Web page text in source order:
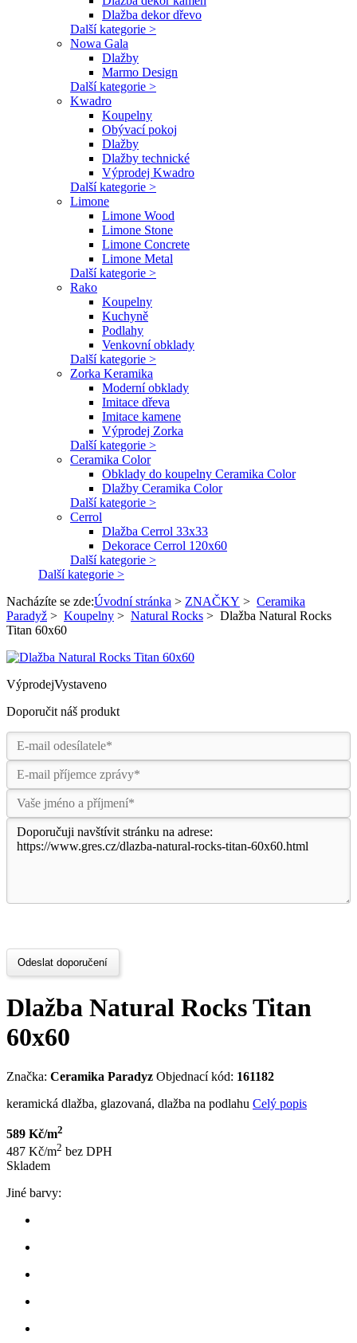
Dlažba dekor dřevo
Další kategorie >
Nowa Gala
Dlažby
Marmo Design
Další kategorie >
Kwadro
Koupelny
Obývací pokoj
Dlažby
Dlažby technické
Výprodej Kwadro
Další kategorie >
Limone
Limone Wood
Limone Stone
Limone Concrete
Limone Metal
Další kategorie >
Rako
Koupelny
Kuchyně
Podlahy
Venkovní obklady
Další kategorie >
Zorka Keramika
Moderní obklady
Imitace dřeva
Imitace kamene
Výprodej Zorka
Další kategorie >
Ceramika Color
Obklady do koupelny Ceramika Color
Dlažby Ceramika Color
Další kategorie >
Cerrol
Dlažba Cerrol 33x33
Dekorace Cerrol 120x60
Další kategorie >
Další kategorie >
Nacházíte se zde:Úvodní stránka > ZNAČKY > Ceramika
Paradyž > Koupelny > Natural Rocks > Dlažba Natural Rocks
Titan 60x60
VýprodejVystaveno
Doporučit náš produkt
Odeslat doporučení
Dlažba Natural Rocks Titan
60x60
Značka: Ceramika Paradyz Objednací kód: 161182
keramická dlažba, glazovaná, dlažba na podlahu Celý popis
589 Kč/m2
487 Kč/m2 bez DPH
Skladem
Jiné barvy: